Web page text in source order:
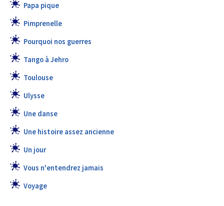
Papa pique
Pimprenelle
Pourquoi nos guerres
Tango à Jehro
Toulouse
Ulysse
Une danse
Une histoire assez ancienne
Un jour
Vous n'entendrez jamais
Voyage